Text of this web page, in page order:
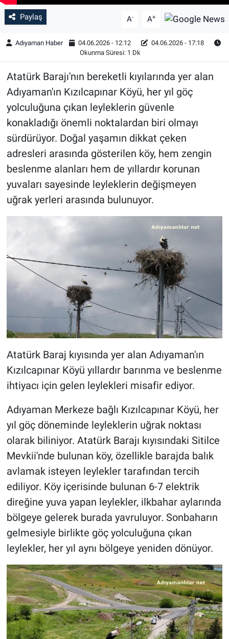
Paylaş A- A+
Adıyaman Haber 04.06.2026 - 12:12
04.06.2026 - 17:18
Okunma Süresi: 1 Dk
Atatürk Barajı'nın bereketli kıyılarında yer alan
Adıyaman'ın Kızılcapınar Köyü, her yıl göç
yolculuğuna çıkan leyleklerin güvenle
konakladığı önemli noktalardan biri olmayı
sürdürüyor. Doğal yaşamın dikkat çeken
adresleri arasında gösterilen köy, hem zengin
beslenme alanları hem de yıllardır korunan
yuvaları sayesinde leyleklerin değişmeyen
uğrak yerleri arasında bulunuyor.
Atatürk Baraj kıyısında yer alan Adıyaman'ın
Kızılcapınar Köyü yıllardır barınma ve beslenme
ihtiyacı için gelen leylekleri misafir ediyor.
Adıyaman Merkeze bağlı Kızılcapınar Köyü, her
yıl göç döneminde leyleklerin uğrak noktası
olarak biliniyor. Atatürk Barajı kıyısındaki Sitilce
Mevkii'nde bulunan köy, özellikle barajda balık
avlamak isteyen leylekler tarafından tercih
ediliyor. Köy içerisinde bulunan 6-7 elektrik
direğine yuva yapan leylekler, ilkbahar aylarında
bölgeye gelerek burada yavruluyor. Sonbaharın
gelmesiyle birlikte göç yolculuğuna çıkan
leylekler, her yıl aynı bölgeye yeniden dönüyor.
Yaşam
BİLİM VE TEKNOLOJİ
Şambayat Haber